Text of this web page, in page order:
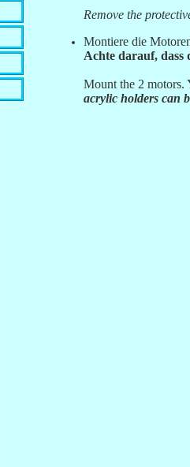
Remove the
Montiere die
Achte darauf, dass
Mount the 2 motors.
acrylic holders can